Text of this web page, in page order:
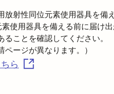
放射性同位元素使用器具を備
使用器具を備える前に届け出
ことを確認してください。
ら